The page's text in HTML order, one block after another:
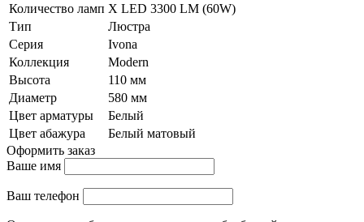
Количество ламп Х LED 3300 LM (60W)
Тип
Люстра
Серия
Ivona
Коллекция
Modern
Высота
110 мм
Диаметр
580 мм
Цвет арматуры
Белый
Цвет абажура
Белый матовый
Оформить заказ
Ваше имя
Ваш телефон